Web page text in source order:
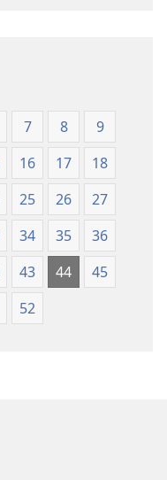
A
Tún
Ṣe
Lọ́dún
2018)
A
Tún
Ṣe
Lọ́dún
2018)
7 8
9
16 17
18
25 26
27
34 35
36
43 44
45
52